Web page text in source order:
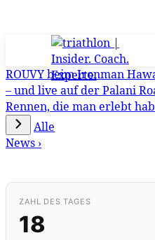
ROUVY beim Ironman
– und live auf der Palani
Rennen, die man erlebt
Alle
News ›
ZAHL DES TAGES
18